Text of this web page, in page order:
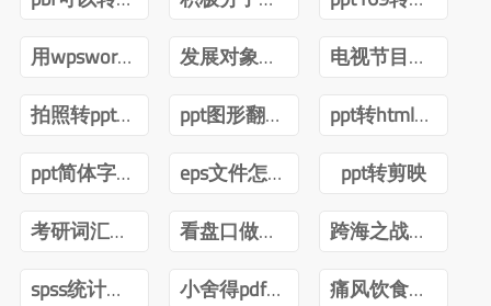
用wpsword转ppt
发展对象转预备党员答辩ppt
电视节目导播郑月pdf
拍照转ppt安卓
ppt图形翻转内容不转
ppt转html前端
ppt简体字转繁体字全篇
eps文件怎么转ppt
ppt转剪映
考研词汇闪过2022版PDF
看盘口做短线曹明成Pdf
跨海之战金门海南一江山PDF下载
spss统计分析与数据挖掘第三版pdf
小舍得pdf百度网盘
痛风饮食调养一本就够pdf下载